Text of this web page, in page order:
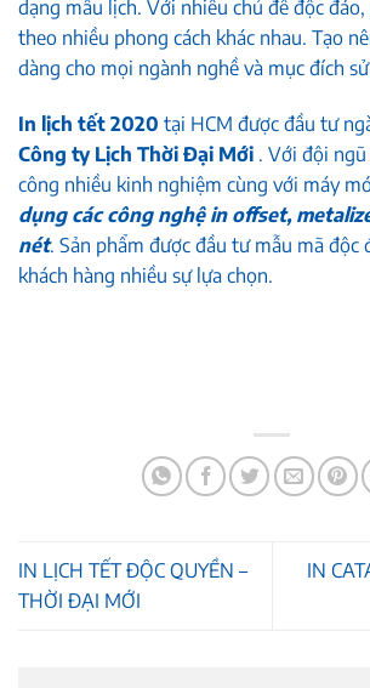
dạng mẫu lịch. Với nhiều chủ đề độc
theo nhiều phong cách khác nhau. Tạo
dàng cho mọi ngành nghề và mục đích
In lịch tết 2020 tại HCM được đầu tư
Công ty Lịch Thời Đại Mới . Với đội
công nhiều kinh nghiệm cùng với máy
dụng các công nghệ in offset,
nét. Sản phẩm được đầu tư mẫu mã độc
khách hàng nhiều sự lựa chọn.
IN LỊCH TẾT ĐỘC QUYỀN –
THỜI ĐẠI MỚI
IN